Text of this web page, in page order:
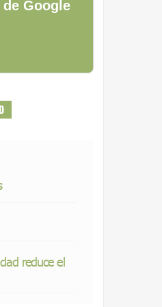
Google
reduce el